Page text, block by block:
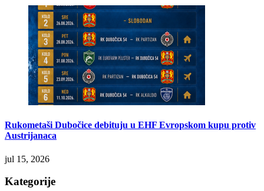
Rukometaši Dubočice debituju u EHF Evropskom kupu protiv
Austrijanaca
jul 15, 2026
Kategorije